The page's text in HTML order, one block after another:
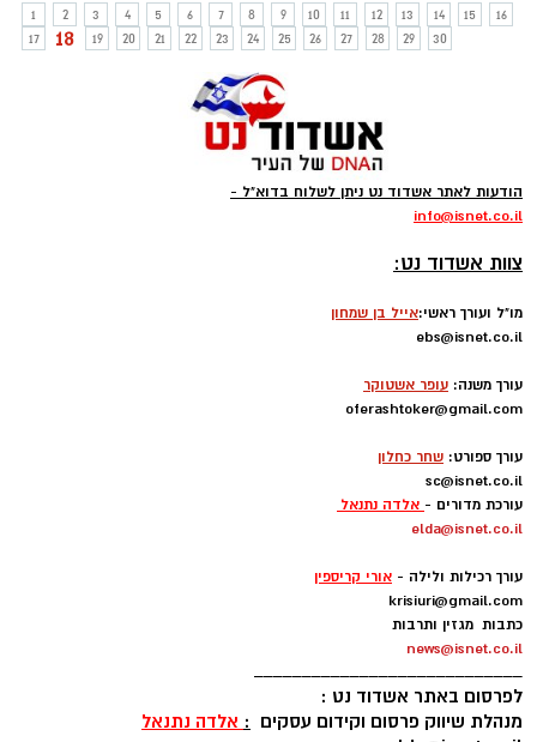
1
2 3 4 5 6 7 8 9 10 11 12 13 14 15
16
17
18 19 20 21 22 23 24 25 26 27 28 29 30
הודעות לאתר אשדוד נט ניתן לשלוח בדוא"ל -
info@isnet.co.il
צוות אשדוד נט:
מו"ל ועורך ראשי:אייל בן שמחון
ebs@isnet.co.il
עורך משנה: עופר אשטוקר
oferashtoker@gmail.com
עורך ספורט: שחר כחלון
sc@isnet.co.il
עורכת מדורים - אלדה נתנאל
elda@isnet.co.il
עורך רכילות ולילה - אורי קריספין
krisiuri@gmail.com
כתבות מגזין ותרבות
news@isnet.co.il
____________________________
לפרסום באתר אשדוד נט :
מנהלת שיווק פרסום וקידום עסקים : אלדה נתנאל